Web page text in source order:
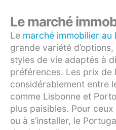
Le marché
Le marché immobilier au
grande variété
styles de vie adaptés à
préférences. Les prix de
considérablement entre
comme Lisbonne et
plus paisibles. Pour
ou à s’installer, le